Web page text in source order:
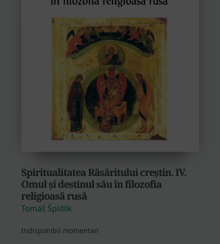
Spiritualitatea Răsăritului creștin. IV.
Omul și destinul său în filozofia
religioasă rusă
Tomáš Špidlík
Indisponibil momentan